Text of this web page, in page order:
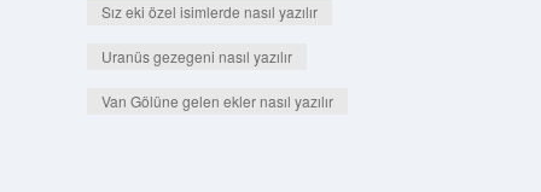
Sız eki özel isimlerde nasıl yazılır
Uranüs gezegeni nasıl yazılır
Van Gölüne gelen ekler nasıl yazılır